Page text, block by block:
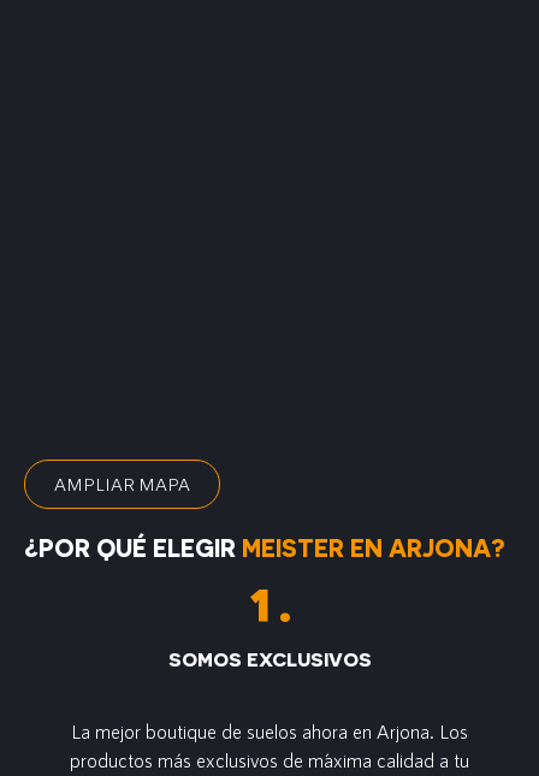
AMPLIAR MAPA
¿POR QUÉ ELEGIR MEISTER EN ARJONA?
SOMOS EXCLUSIVOS
La mejor boutique de suelos ahora en Arjona. Los
productos más exclusivos de m´axima calidad a tu